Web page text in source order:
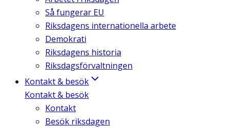
Så fungerar EU
Riksdagens internationella arbete
Demokrati
Riksdagens historia
Riksdagsförvaltningen
Kontakt & besök
Kontakt & besök
Kontakt
Besök riksdagen